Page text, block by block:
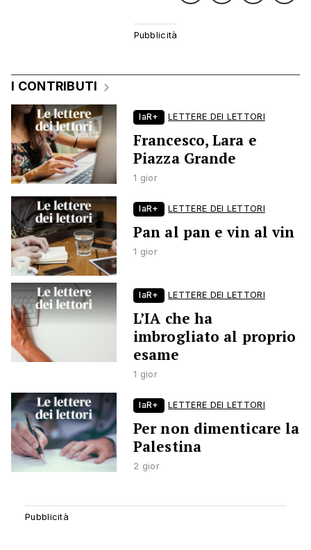
I CONTRIBUTI
laR+ LETTERE DEI LETTORI
Francesco, Lara e
Piazza Grande
1 gior
laR+ LETTERE DEI LETTORI
Pan al pan e vin al vin
1 gior
laR+ LETTERE DEI LETTORI
L’IA che ha
imbrogliato al proprio
esame
1 gior
laR+ LETTERE DEI LETTORI
Per non dimenticare la
Palestina
2 gior